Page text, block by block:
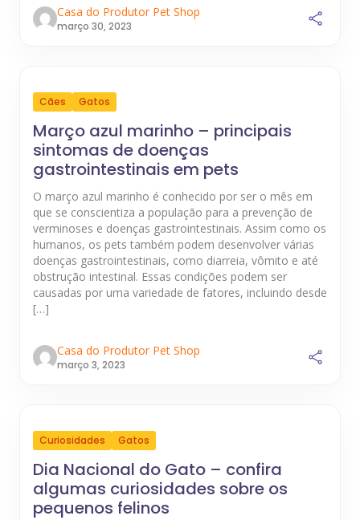
Casa do Produtor Pet Shop
março 30, 2023
Cães Gatos
Março azul marinho – principais
sintomas de doenças
gastrointestinais em pets
O março azul marinho é conhecido por ser o mês em
que se conscientiza a população para a prevenção de
verminoses e doenças gastrointestinais. Assim como os
humanos, os pets também podem desenvolver várias
doenças gastrointestinais, como diarreia, vômito e até
obstrução intestinal. Essas condições podem ser
causadas por uma variedade de fatores, incluindo desde
[…]
Casa do Produtor Pet Shop
março 3, 2023
Curiosidades Gatos
Dia Nacional do Gato – confira
algumas curiosidades sobre os
pequenos felinos